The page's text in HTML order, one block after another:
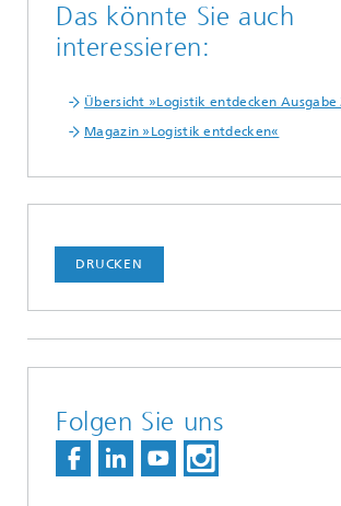
Das könnte Sie auch
interessieren:
Übersicht »Logistik entdecken Ausgabe
Magazin »Logistik entdecken«
DRUCKEN
Folgen Sie uns